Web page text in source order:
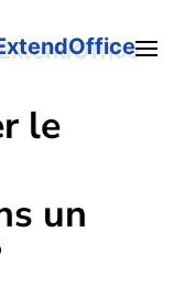
le
un